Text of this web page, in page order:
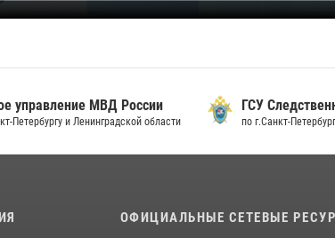
управление МВД России
Петербургу и Ленинградской области
ГСУ
по г.Санкт-
ОФИЦИАЛЬНЫЕ СЕТЕВЫЕ